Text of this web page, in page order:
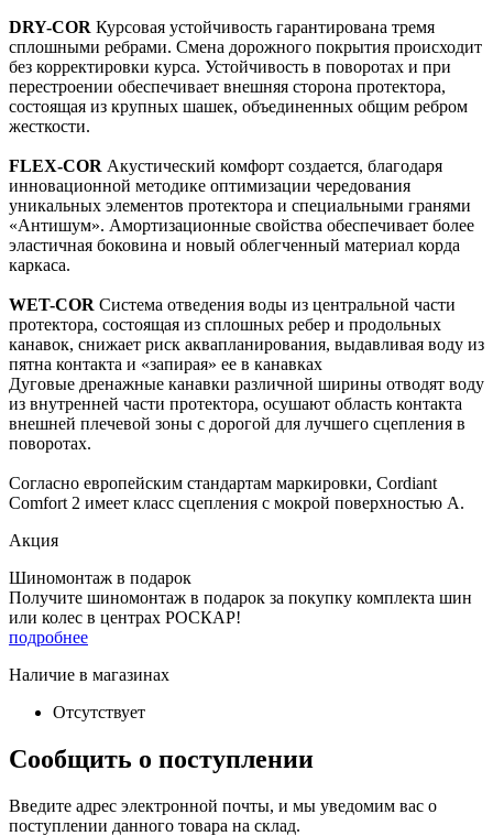
DRY-COR Курсовая устойчивость гарантирована тремя
сплошными ребрами. Смена дорожного покрытия происходит
без корректировки курса. Устойчивость в поворотах и при
перестроении обеспечивает внешняя сторона протектора,
состоящая из крупных шашек, объединенных общим ребром
жесткости.
FLEX-COR Акустический комфорт создается, благодаря
инновационной методике оптимизации чередования
уникальных элементов протектора и специальными гранями
«Антишум». Амортизационные свойства обеспечивает более
эластичная боковина и новый облегченный материал корда
каркаса.
WET-COR Система отведения воды из центральной части
протектора, состоящая из сплошных ребер и продольных
канавок, снижает риск аквапланирования, выдавливая воду из
пятна контакта и «запирая» ее в канавках
Дуговые дренажные канавки различной ширины отводят воду
из внутренней части протектора, осушают область контакта
внешней плечевой зоны с дорогой для лучшего сцепления в
поворотах.
Согласно европейским стандартам маркировки, Cordiant
Comfort 2 имеет класс сцепления с мокрой поверхностью А.
Акция
Шиномонтаж в подарок
Получите шиномонтаж в подарок за покупку комплекта шин
или колес в центрах РОСКАР!
подробнее
Наличие в магазинах
Отсутствует
Сообщить о поступлении
Введите адрес электронной почты, и мы уведомим вас о
поступлении данного товара на склад.